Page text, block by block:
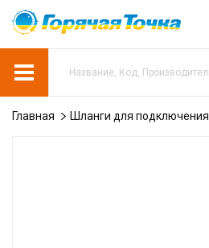
Главная Шланги для подключения